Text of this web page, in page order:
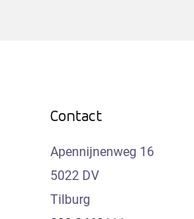
Contact
Apennijnenweg 16
5022 DV
Tilburg